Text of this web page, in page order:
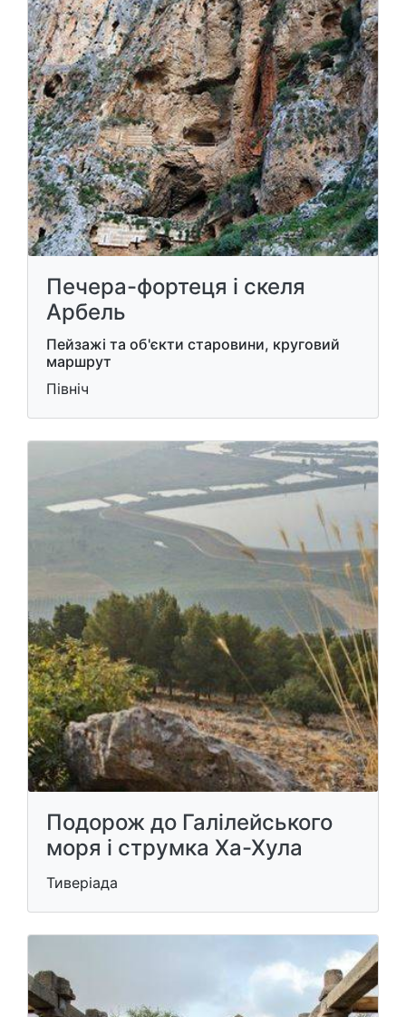
Печера-фортеця і скеля
Арбель
Пейзажі та об'єкти старовини, круговий
маршрут
Північ
Подорож до Галілейського ​​
моря і струмка Ха-Хула
Тиверіада